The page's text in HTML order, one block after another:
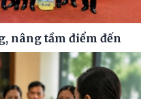
nâng tầm điểm đến